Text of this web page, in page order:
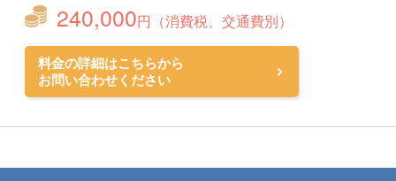
240,000円（消費税、交通費別）
料金の詳細はこちらから
お問い合わせください